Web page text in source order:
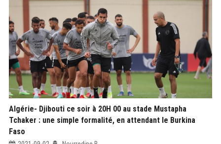
Algérie- Djibouti ce soir à 20H 00 au stade Mustapha
Tchaker : une simple formalité, en attendant le Burkina
Faso